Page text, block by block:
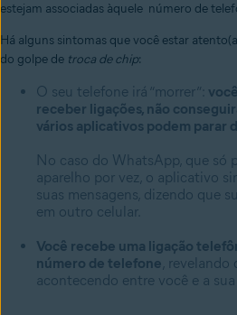
estejam associadas àquele número de
Há alguns sintomas que você estar
do golpe de troca de chip:
O seu telefone irá “morrer”:
receber ligações, não
vários aplicativos podem parar
No caso do WhatsApp, que só
aparelho por vez, o aplicativo
suas mensagens, dizendo que
em outro celular.
Você recebe uma ligação
número de telefone, revelando
acontecendo entre você e a